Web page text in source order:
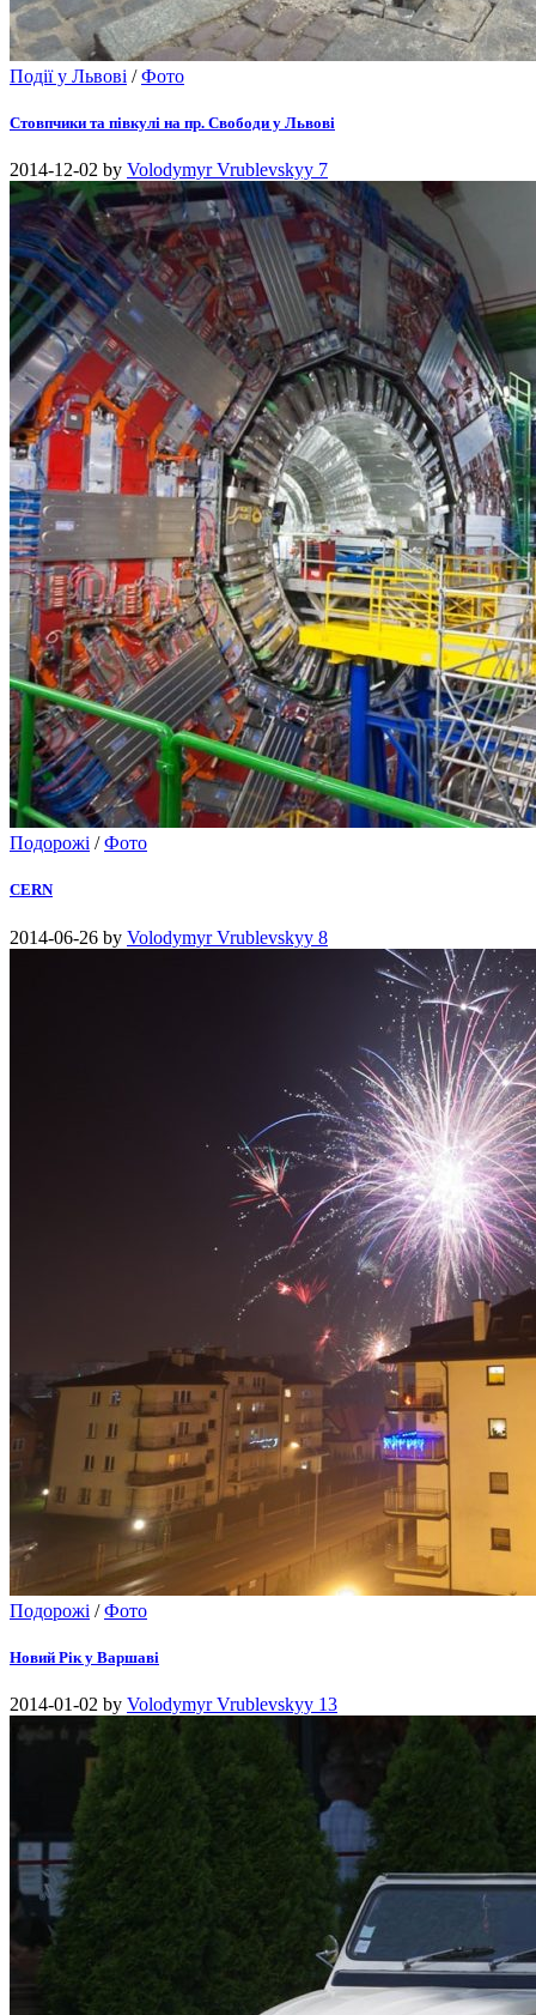
Події у Львові /Фото
Стовпчики та півкулі на пр. Свободи у Львові
2014-12-02 by Volodymyr Vrublevskyy 7
Подорожі /Фото
CERN
2014-06-26 by Volodymyr Vrublevskyy 8
Подорожі /Фото
Новий Рік у Варшаві
2014-01-02 by Volodymyr Vrublevskyy 13